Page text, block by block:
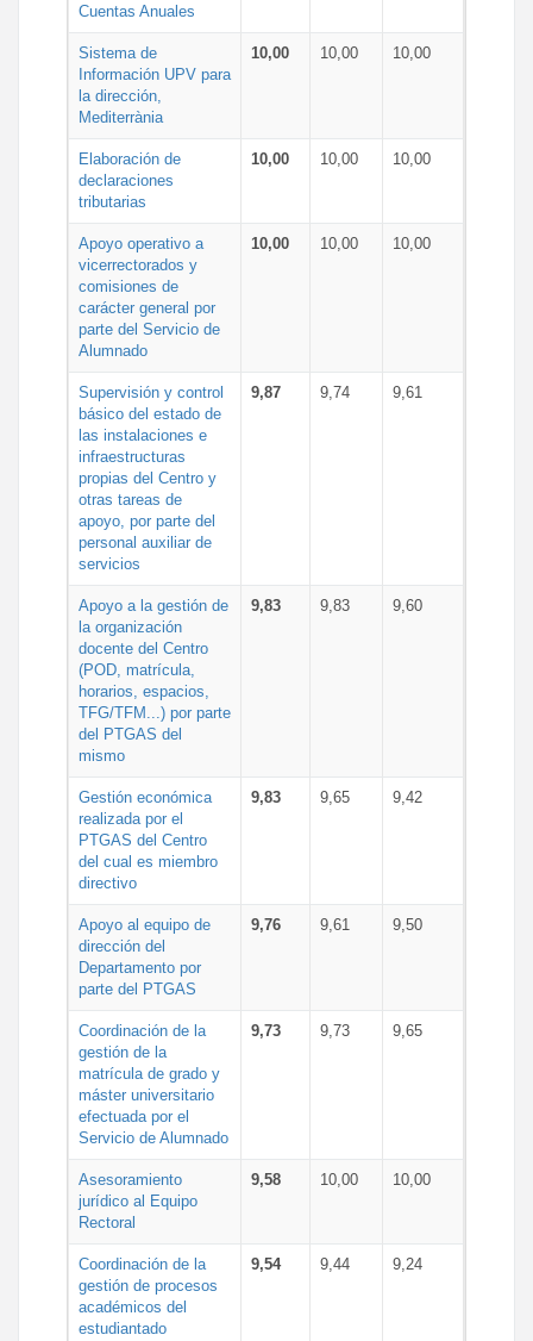
Cuentas Anuales
Sistema de
Información UPV para
la dirección,
Mediterrània
10,00 10,00 10,00
Elaboración de
declaraciones
tributarias
10,00 10,00 10,00
Apoyo operativo a
vicerrectorados y
comisiones de
carácter general por
parte del Servicio de
Alumnado
10,00 10,00 10,00
Supervisión y control
básico del estado de
las instalaciones e
infraestructuras
propias del Centro y
otras tareas de
apoyo, por parte del
personal auxiliar de
servicios
9,87 9,74 9,61
Apoyo a la gestión de
la organización
docente del Centro
(POD, matrícula,
horarios, espacios,
TFG/TFM...) por parte
del PTGAS del
mismo
9,83 9,83 9,60
Gestión económica
realizada por el
PTGAS del Centro
del cual es miembro
directivo
9,83 9,65 9,42
Apoyo al equipo de
dirección del
Departamento por
parte del PTGAS
9,76 9,61 9,50
Coordinación de la
gestión de la
matrícula de grado y
máster universitario
efectuada por el
Servicio de Alumnado
9,73 9,73 9,65
Asesoramiento
jurídico al Equipo
Rectoral
9,58 10,00 10,00
Coordinación de la
gestión de procesos
académicos del
estudiantado
9,54 9,44 9,24